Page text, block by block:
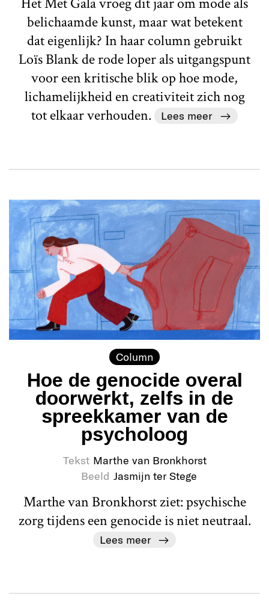
belichaamde kunst, maar wat betekent
dat eigenlijk? In haar column gebruikt
Loïs Blank de rode loper als uitgangspunt
voor een kritische blik op hoe mode,
lichamelijkheid en creativiteit zich nog
tot elkaar verhouden.
Lees meer
Column
Hoe de genocide overal
doorwerkt, zelfs in de
spreekkamer van de
psycholoog
Tekst Marthe van Bronkhorst
Beeld Jasmijn ter Stege
Marthe van Bronkhorst ziet: psychische
zorg tijdens een genocide is niet neutraal.
Lees meer